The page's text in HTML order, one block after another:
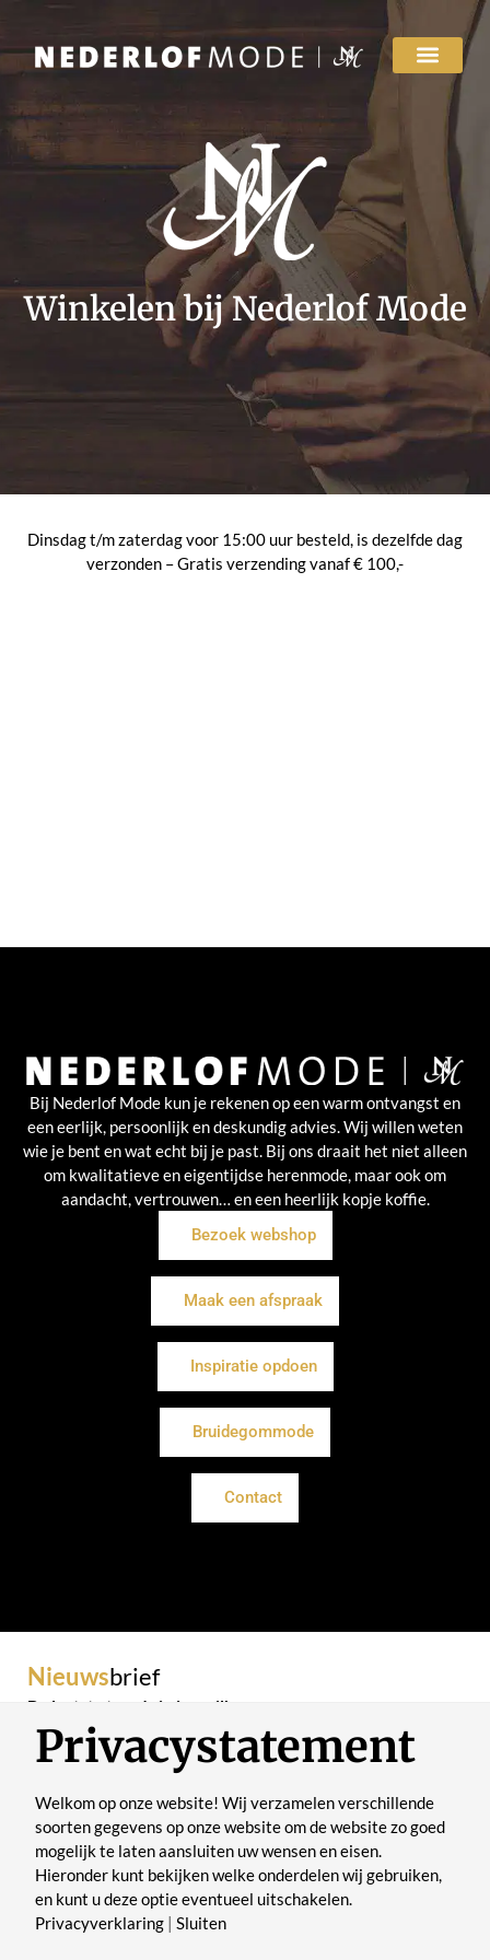
Winkelen bij Nederlof Mode
Dinsdag t/m zaterdag voor 15:00 uur besteld, is dezelfde dag
verzonden – Gratis verzending vanaf € 100,-
Bij Nederlof Mode kun je rekenen op een warm ontvangst en
een eerlijk, persoonlijk en deskundig advies. Wij willen weten
wie je bent en wat echt bij je past. Bij ons draait het niet alleen
om kwalitatieve en eigentijdse herenmode, maar ook om
aandacht, vertrouwen… en een heerlijk kopje koffie.
Bezoek webshop
Maak een afspraak
Inspiratie opdoen
Bruidegommode
Contact
Nieuwsbrief
De laatste trends in je mailbox
Verstuur
Privacystatement
Welkom op onze website! Wij verzamelen verschillende
soorten gegevens op onze website om de website zo goed
mogelijk te laten aansluiten uw wensen en eisen.
Hieronder kunt bekijken welke onderdelen wij gebruiken,
en kunt u deze optie eventueel uitschakelen.
Privacyverklaring
Sluiten